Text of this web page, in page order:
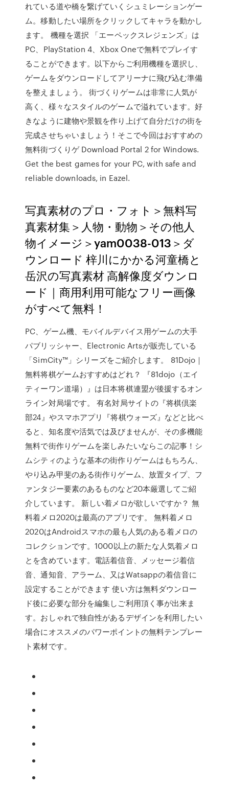
れている道や橋を繋げていくシュミレーションゲー
ム。移動したい場所をクリックしてキャラを動かし
ます。 機種を選択 「エーペックスレジェンズ」は
PC、PlayStation 4、Xbox Oneで無料でプレイす
ることができます。以下からご利用機種を選択し、
ゲームをダウンロードしてアリーナに飛び込む準備
を整えましょう。 街づくりゲームは非常に人気が
高く、様々なスタイルのゲームで溢れています。好
きなように建物や景観を作り上げて自分だけの街を
完成させちゃいましょう！そこで今回はおすすめの
無料街づくりゲ Download Portal 2 for Windows.
Get the best games for your PC, with safe and
reliable downloads, in Eazel.
写真素材のプロ・フォト＞無料写
真素材集＞人物・動物＞その他人
物イメージ＞yam0038-013＞ダ
ウンロード 梓川にかかる河童橋と
岳沢の写真素材 高解像度ダウンロ
ード｜商用利用可能なフリー画像
がすべて無料！
PC、ゲーム機、モバイルデバイス用ゲームの大手
パブリッシャー、Electronic Artsが販売している
「SimCity™」シリーズをご紹介します。 81Dojo｜
無料将棋ゲームおすすめはどれ？ 『81dojo（エイ
ティーワン道場）』は日本将棋連盟が後援するオン
ライン対局場です。 有名対局サイトの『将棋倶楽
部24』やスマホアプリ『将棋ウォーズ』などと比べ
ると、知名度や活気では及びませんが、その多機能
無料で街作りゲームを楽しみたいならこの記事！シ
ムシティのような基本の街作りゲームはもちろん、
やり込み甲斐のある街作りゲーム、放置タイプ、フ
ァンタジー要素のあるものなど20本厳選してご紹
介しています。 新しい着メロが欲しいですか？ 無
料着メロ2020は最高のアプリです。 無料着メロ
2020はAndroidスマホの最も人気のある着メロの
コレクションです。1000以上の新たな人気着メロ
とを含めています。電話着信音、メッセージ着信
音、通知音、アラーム、又はWatsappの着信音に
設定することができます 使い方は無料ダウンロー
ド後に必要な部分を編集しご利用頂く事が出来ま
す。おしゃれで独自性があるデザインを利用したい
場合にオススメのパワーポイントの無料テンプレー
ト素材です。